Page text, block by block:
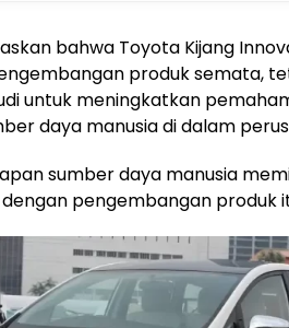
bahwa Toyota Kijang
produk semata,
untuk meningkatkan
daya manusia di dalam
sumber daya manusia
pengembangan produk